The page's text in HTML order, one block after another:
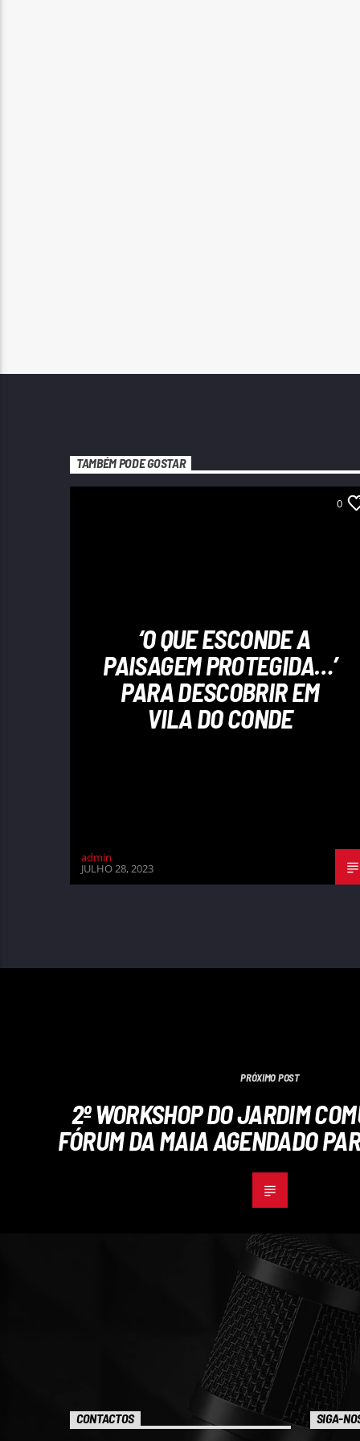
TAMBÉM PODE GOSTAR
0
‘O QUE ESCONDE A
PAISAGEM PROTEGIDA…’
PARA DESCOBRIR EM
VILA DO CONDE
admin
JULHO 28, 2023
PRÓXIMO POST
2º WORKSHOP DO JARDIM
FÓRUM DA MAIA AGENDADO
CONTACTOS SIGA-